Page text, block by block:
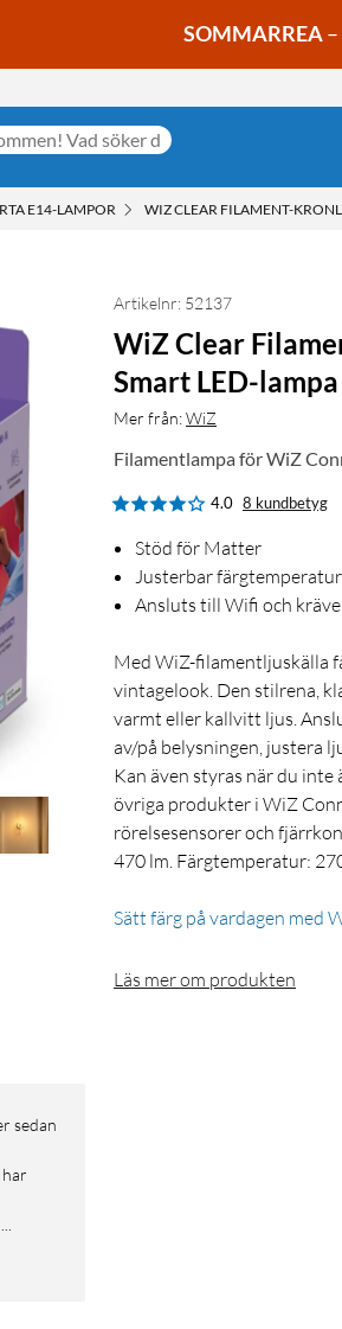
SOMMARREA–
E14-LAMPOR WIZ CLEAR FILAMENT-
Artikelnr: 52137
WiZ Clear
Smart LED-
Mer från:WiZ
Filamentlampa för WiZ
4.0 8 kundbetyg
Stöd för Matter
Justerbar
Ansluts till Wifi och
Med WiZ-filamentljuskälla
vintagelook. Den stilrena,
varmt eller kallvitt ljus.
av/på belysningen, justera
Kan även styras när du
övriga produkter i WiZ
rörelsesensorer och
470 lm. Färgtemperatur:
Sätt färg på vardagen med
Läs mer om produkten
sedan